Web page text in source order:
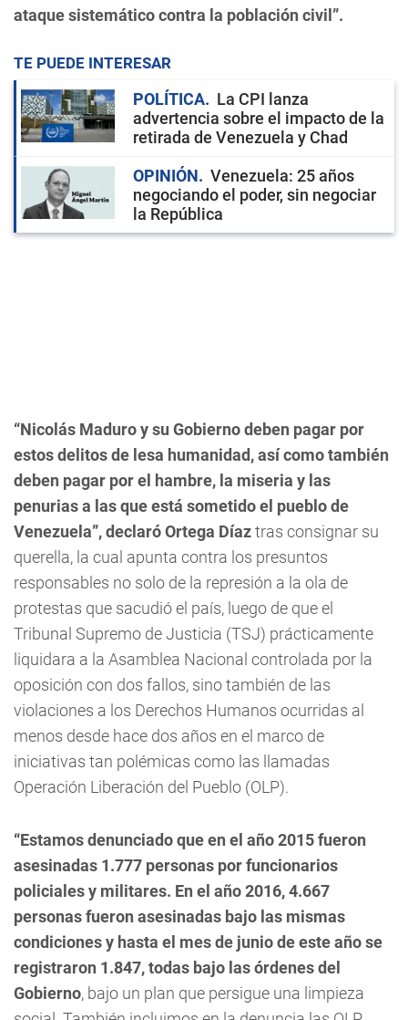
ataque sistemático contra la población civil”.
TE PUEDE INTERESAR
POLÍTICA
La CPI lanza
advertencia sobre el impacto de la
retirada de Venezuela y Chad
OPINIÓN
Venezuela: 25 años
negociando el poder, sin negociar
la República
“Nicolás Maduro y su Gobierno deben pagar por
estos delitos de lesa humanidad, así como también
deben pagar por el hambre, la miseria y las
penurias a las que está sometido el pueblo de
Venezuela”, declaró Ortega Díaztras consignar su
querella, la cual apunta contra los presuntos
responsables no solo de la represión a la ola de
protestas que sacudió el país, luego de que el
Tribunal Supremo de Justicia (TSJ) prácticamente
liquidara a la Asamblea Nacional controlada por la
oposición con dos fallos, sino también de las
violaciones a los Derechos Humanos ocurridas al
menos desde hace dos años en el marco de
iniciativas tan polémicas como las llamadas
Operación Liberación del Pueblo (OLP).
“Estamos denunciado que en el año 2015 fueron
asesinadas 1.777 personas por funcionarios
policiales y militares. En el año 2016, 4.667
personas fueron asesinadas bajo las mismas
condiciones y hasta el mes de junio de este año se
registraron 1.847, todas bajo las órdenes del
Gobierno, bajo un plan que persigue una limpieza